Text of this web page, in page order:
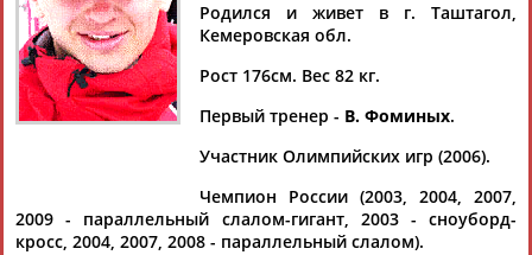
Аслаудин
АБАЕВ
Елена
АБАИМОВА
Мария
Тамилла
АБАСОВА
Рамазан
АБАЧАРАЕВ
Ростом
АБАШИДЗЕ
Родился и живет в г. Таштагол,
Кемеровская обл.
Рост 176см. Вес 82 кг.
Первый тренер - В. Фоминых.
Участник Олимпийских игр (2006).
Чемпион России (2003, 2004, 2007,
2009 - параллельный слалом-гигант, 2003 - сноуборд-
кросс, 2004, 2007, 2008 - параллельный слалом).